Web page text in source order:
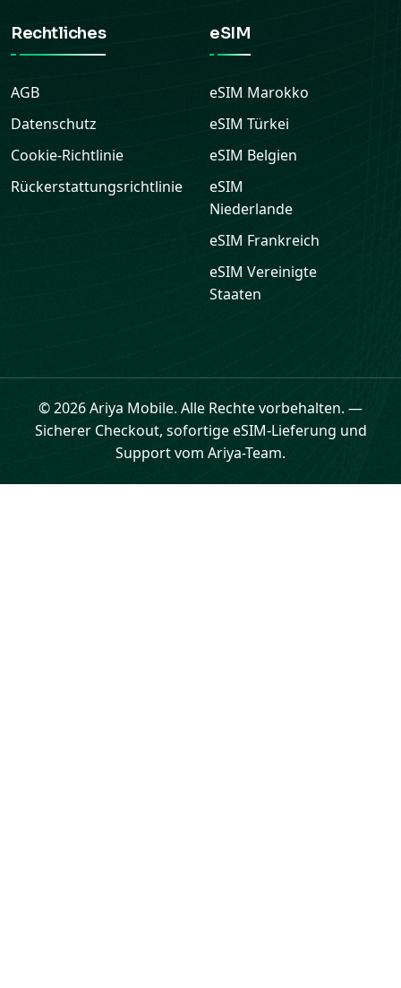
Rechtliches
AGB
Datenschutz
Cookie-Richtlinie
Rückerstattungsrichtlinie
eSIM
eSIM Marokko
eSIM Türkei
eSIM Belgien
eSIM
Niederlande
eSIM Frankreich
eSIM Vereinigte
Staaten
© 2026 Ariya Mobile. Alle Rechte vorbehalten. —
Sicherer Checkout, sofortige eSIM-Lieferung und
Support vom Ariya-Team.